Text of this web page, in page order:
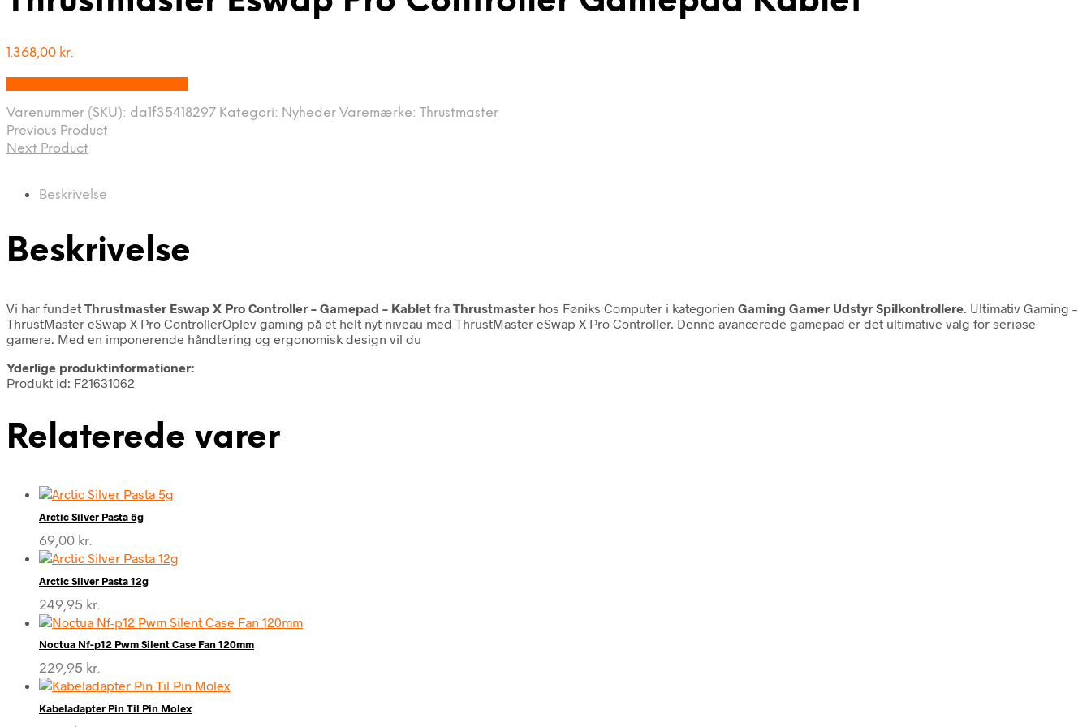
1.368,00 kr.
Varenummer (SKU): da1f35418297 Kategori: Nyheder Varemærke: Thrustmaster
Previous Product
Next Product
Beskrivelse
Beskrivelse
Vi har fundet Thrustmaster Eswap X Pro Controller – Gamepad – Kablet fra Thrustmaster hos Føniks Computer i kategorien Gaming Gamer Udstyr Spilkontrollere . Ultimativ Gaming –
ThrustMaster eSwap X Pro ControllerOplev gaming på et helt nyt niveau med ThrustMaster eSwap X Pro Controller. Denne avancerede gamepad er det ultimative valg for seriøse
gamere. Med en imponerende håndtering og ergonomisk design vil du
Yderlige produktinformationer:
Produkt id: F21631062
Relaterede varer
Arctic Silver Pasta 5g
69,00 kr.
Arctic Silver Pasta 12g
249,95 kr.
Noctua Nf-p12 Pwm Silent Case Fan 120mm
229,95 kr.
Kabeladapter Pin Til Pin Molex